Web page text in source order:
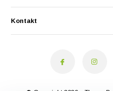
Kontakt